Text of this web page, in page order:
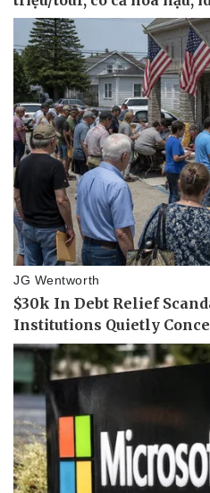
Pháp luật
Vụ án
Tin nóng
Tư vấn luật